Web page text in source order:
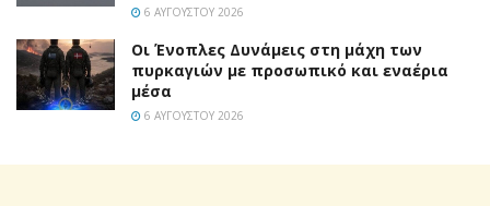
6 ΑΥΓΟΎΣΤΟΥ 2026
Οι Ένοπλες Δυνάμεις στη μάχη των
πυρκαγιών με προσωπικό και εναέρια
μέσα
6 ΑΥΓΟΎΣΤΟΥ 2026